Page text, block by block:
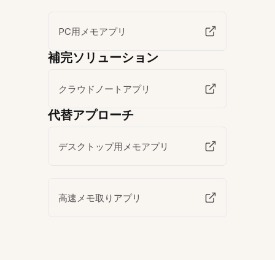
PC用メモアプリ
補完ソリューション
クラウドノートアプリ
代替アプローチ
デスクトップ用メモアプリ
高速メモ取りアプリ